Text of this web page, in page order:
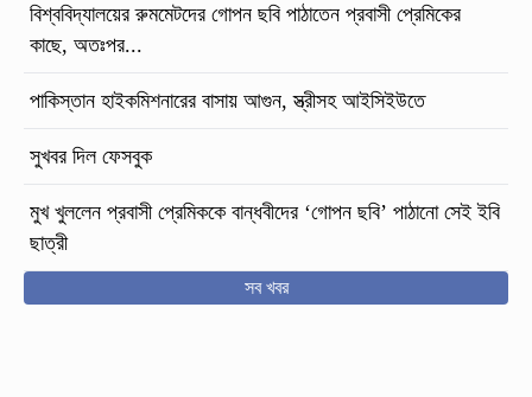
বিশ্ববিদ্যালয়ের রুমমেটদের গোপন ছবি পাঠাতেন প্রবাসী প্রেমিকের
কাছে, অতঃপর...
পাকিস্তান হাইকমিশনারের বাসায় আগুন, স্ত্রীসহ আইসিইউতে
সুখবর দিল ফেসবুক
মুখ খুললেন প্রবাসী প্রেমিককে বান্ধবীদের ‘গোপন ছবি’ পাঠানো সেই ইবি
ছাত্রী
সব খবর